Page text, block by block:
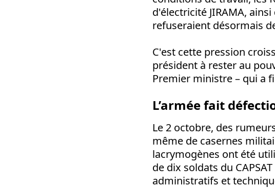
d'électricité JIRAMA,
refuseraient désormais
C'est cette pression
président à rester au
Premier ministre – qui a
L’armée fait
Le 2 octobre, des
même de casernes
lacrymogènes ont été
de dix soldats du
administratifs et